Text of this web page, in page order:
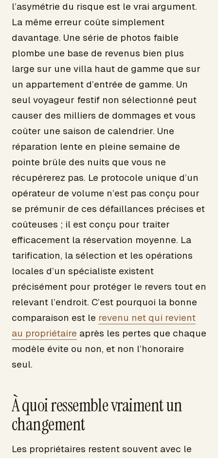
l’asymétrie du risque est le vrai argument.
La même erreur coûte simplement
davantage. Une série de photos faible
plombe une base de revenus bien plus
large sur une villa haut de gamme que sur
un appartement d’entrée de gamme. Un
seul voyageur festif non sélectionné peut
causer des milliers de dommages et vous
coûter une saison de calendrier. Une
réparation lente en pleine semaine de
pointe brûle des nuits que vous ne
récupérerez pas. Le protocole unique d’un
opérateur de volume n’est pas conçu pour
se prémunir de ces défaillances précises et
coûteuses ; il est conçu pour traiter
efficacement la réservation moyenne. La
tarification, la sélection et les opérations
locales d’un spécialiste existent
précisément pour protéger le revers tout en
relevant l’endroit. C’est pourquoi la bonne
comparaison est le revenu net qui revient
au propriétaire après les pertes que chaque
modèle évite ou non, et non l’honoraire
seul.
À quoi ressemble vraiment un
changement
Les propriétaires restent souvent avec le